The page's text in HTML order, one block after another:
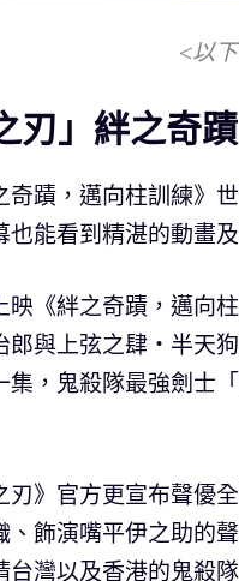
<以
刃」絆之奇
奇蹟，邁向柱訓練》
能看到精湛的動畫
映《絆之奇蹟，邁向
郎與上弦之肆・半天
集，鬼殺隊最強劍士
刃》官方更宣布聲優
飾演嘴平伊之助的
台灣以及香港的鬼殺